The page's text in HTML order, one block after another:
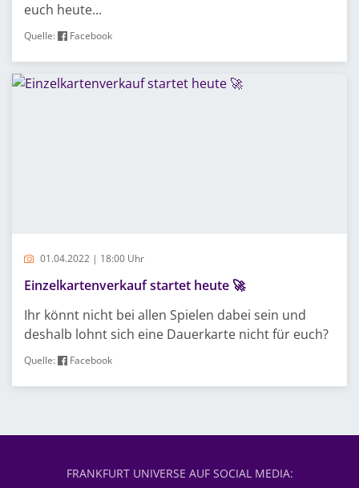
euch heute...
Quelle: Facebook
01.04.2022 | 18:00 Uhr
Einzelkartenverkauf startet heute 🚀
Ihr könnt nicht bei allen Spielen dabei sein und
deshalb lohnt sich eine Dauerkarte nicht für euch?
Quelle: Facebook
FRANKFURT UNIVERSE AUF SOCIAL MEDIA: